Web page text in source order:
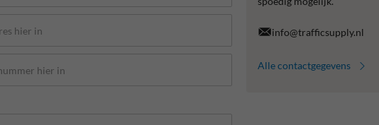
info@trafficsupply.nl
Alle contactgegevens